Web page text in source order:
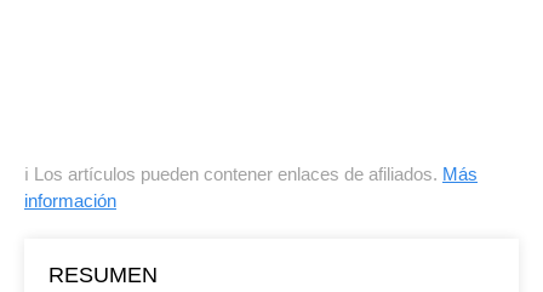
ℹ Los artículos pueden contener enlaces de afiliados. Más
información
RESUMEN